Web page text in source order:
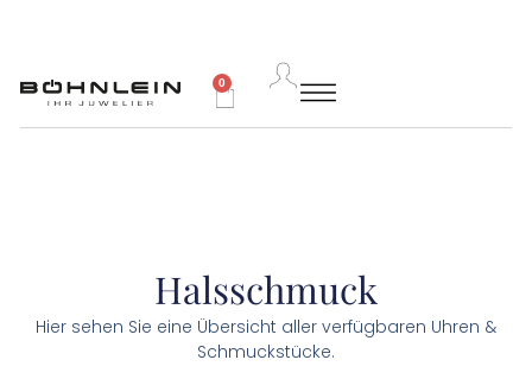
0
Halsschmuck
Hier sehen Sie eine Übersicht aller verfügbaren Uhren &
Schmuckstücke.